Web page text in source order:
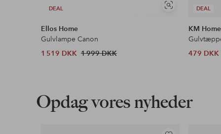
DEAL
Se
Ellos Home
Gulvlampe Canon
1 519 DKK 1 999 DKK
DEAL
KM Home
479 DKK
Opdag vores nyheder